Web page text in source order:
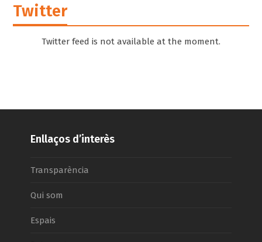
Twitter
Twitter feed is not available at the moment.
Enllaços d’interès
Transparència
Qui som
Espais